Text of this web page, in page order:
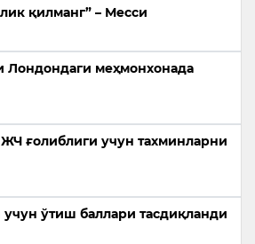
қилманг” – Месси
Лондондаги меҳмонхонада
ғолиблиги учун тахминларни
ўтиш баллари тасдиқланди